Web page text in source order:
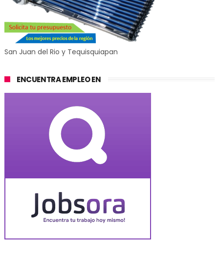
San Juan del Rio y Tequisquiapan
ENCUENTRA EMPLEO EN